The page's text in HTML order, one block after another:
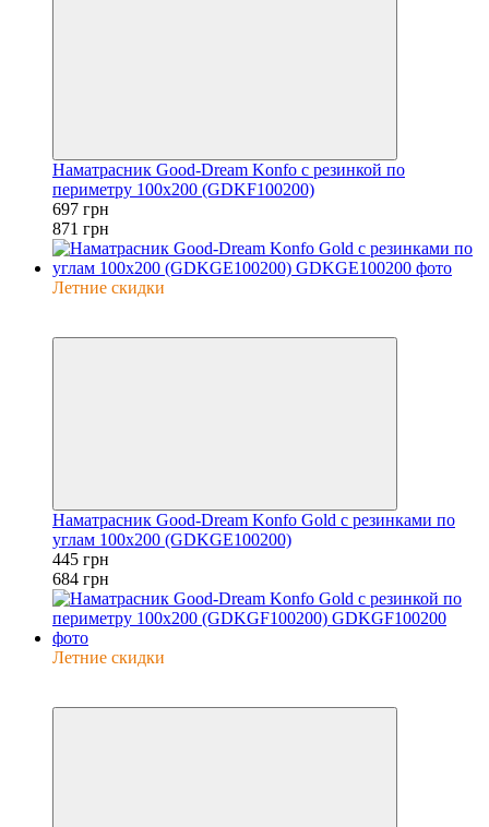
Наматрасник Good-Dream Konfo с резинкой по
периметру 100x200 (GDKF100200)
697 грн
871 грн
Летние скидки
Наматрасник Good-Dream Konfo Gold с резинками по
углам 100x200 (GDKGE100200)
445 грн
684 грн
Летние скидки